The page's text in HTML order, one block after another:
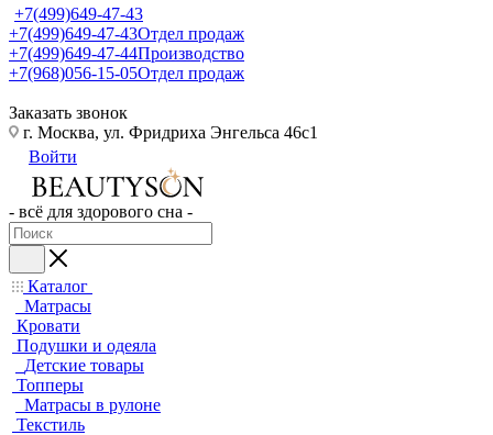
+7(499)649-47-43
+7(499)649-47-43Отдел продаж
+7(499)649-47-44Производство
+7(968)056-15-05Отдел продаж
Заказать звонок
г. Москва, ул. Фридриха Энгельса 46с1
Войти
- всё для здорового сна -
Каталог
Матрасы
Кровати
Подушки и одеяла
Детские товары
Топперы
Матрасы в рулоне
Текстиль